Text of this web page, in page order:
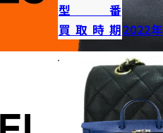
型番
買取時期2022